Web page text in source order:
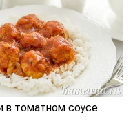
в томатном соусе